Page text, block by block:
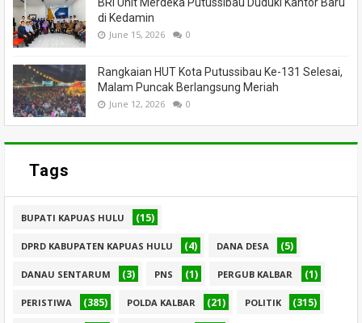
di Kedamin
June 15, 2026 0
Rangkaian HUT Kota Putussibau Ke-131 Selesai,
Malam Puncak Berlangsung Meriah
June 12, 2026 0
Tags
BUPATI KAPUAS HULU (15)
DPRD KABUPATEN KAPUAS HULU (4) DANA DESA (5)
DANAU SENTARUM (3) PNS (1) PERGUB KALBAR (1)
PERISTIWA (385) POLDA KALBAR (21) POLITIK (315)